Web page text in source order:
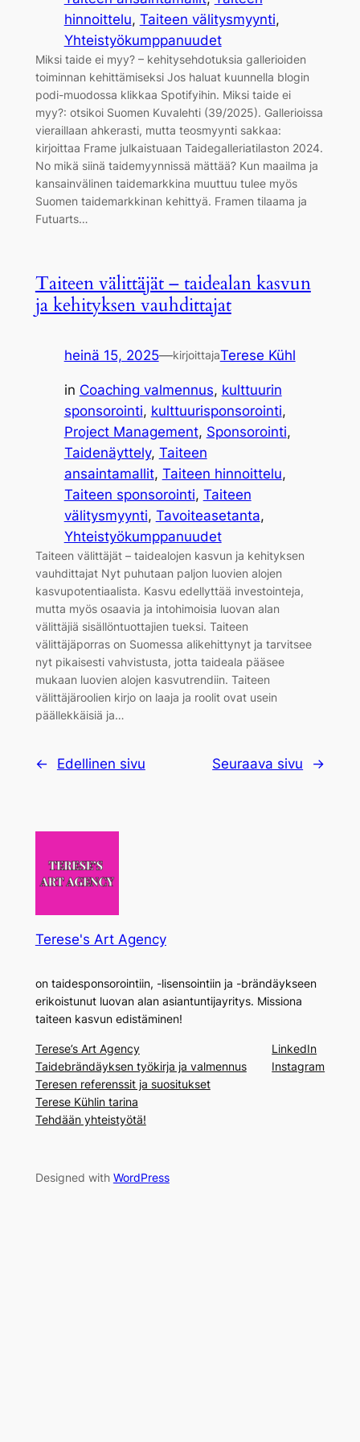
hinnoittelu, Taiteen välitysmyynti
Yhteistyökumppanuudet
Miksi taide ei myy? – kehitysehdotuksia gallerioiden
toiminnan kehittämiseksi Jos haluat kuunnella blogin
podi-muodossa klikkaa Spotifyihin. Miksi taide ei
myy?: otsikoi Suomen Kuvalehti (39/2025). Gallerioissa
vieraillaan ahkerasti, mutta teosmyynti sakkaa:
kirjoittaa Frame julkaistuaan Taidegalleriatilaston 2024.
No mikä siinä taidemyynnissä mättää? Kun maailma ja
kansainvälinen taidemarkkina muuttuu tulee myös
Suomen taidemarkkinan kehittyä. Framen tilaama ja
Futuarts…
Taiteen välittäjät – taidealan kasvun
ja kehityksen vauhdittajat
heinä 15, 2025—kirjoittajaTerese Kühl
in Coaching valmennus, kulttuurin
sponsorointi, kulttuurisponsorointi
Project Management, Sponsorointi
Taidenäyttely, Taiteen
ansaintamallit, Taiteen hinnoittelu
Taiteen sponsorointi, Taiteen
välitysmyynti, Tavoiteasetanta
Yhteistyökumppanuudet
Taiteen välittäjät – taidealojen kasvun ja kehityksen
vauhdittajat Nyt puhutaan paljon luovien alojen
kasvupotentiaalista. Kasvu edellyttää investointeja,
mutta myös osaavia ja intohimoisia luovan alan
välittäjiä sisällöntuottajien tueksi. Taiteen
välittäjäporras on Suomessa alikehittynyt ja tarvitsee
nyt pikaisesti vahvistusta, jotta taideala pääsee
mukaan luovien alojen kasvutrendiin. Taiteen
välittäjäroolien kirjo on laaja ja roolit ovat usein
päällekkäisiä ja…
← Edellinen sivu Seuraava sivu →
Terese's Art Agency
on taidesponsorointiin, -lisensointiin ja -brändäykseen
erikoistunut luovan alan asiantuntijayritys. Missiona
taiteen kasvun edistäminen!
Terese’s Art Agency
Taidebrändäyksen työkirja ja valmennus
Teresen referenssit ja suositukset
Terese Kühlin tarina
Tehdään yhteistyötä!
LinkedIn
Instagram
Designed with WordPress